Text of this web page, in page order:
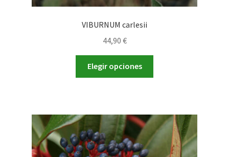
VIBURNUM carlesii
44,90 €
Elegir opciones
Las
opciones
se